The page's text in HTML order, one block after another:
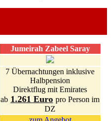
Jumeirah Zabeel Saray
7 Übernachtungen inklusive
Halbpension
Direktflug mit Emirates
ab 1.261 Euro pro Person im
DZ